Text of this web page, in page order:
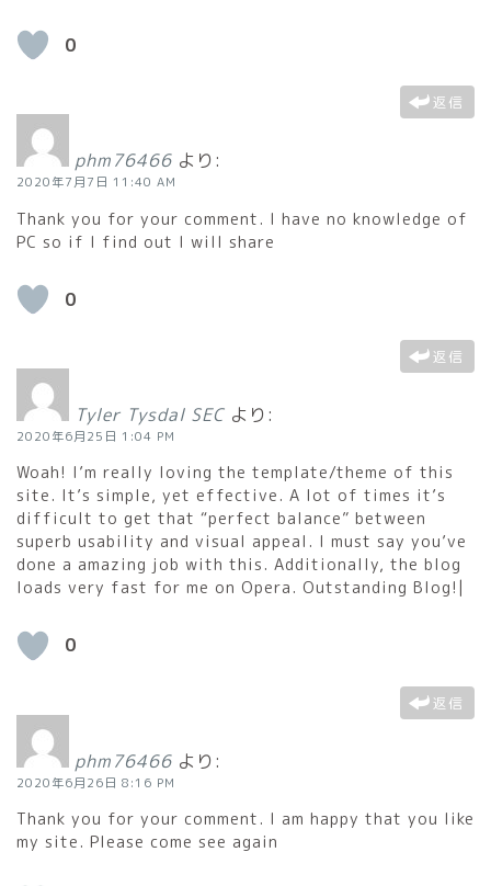
0
返信
phm76466 より:
2020年7月7日 11:40 AM
Thank you for your comment. I have no knowledge of
PC so if I find out I will share
0
返信
Tyler Tysdal SEC より:
2020年6月25日 1:04 PM
Woah! I’m really loving the template/theme of this
site. It’s simple, yet effective. A lot of times it’s
difficult to get that “perfect balance” between
superb usability and visual appeal. I must say you’ve
done a amazing job with this. Additionally, the blog
loads very fast for me on Opera. Outstanding Blog!|
0
返信
phm76466 より:
2020年6月26日 8:16 PM
Thank you for your comment. I am happy that you like
my site. Please come see again